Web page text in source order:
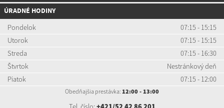
ÚRADNÉ HODINY
Pondelok
07:15 - 15:15
Utorok
07:15 - 15:15
Streda
07:15 - 16:30
Štvrtok
Nestránkový deň
Piatok
07:15 - 12:00
Obedňajšia prestávka: 12:00 - 13:00